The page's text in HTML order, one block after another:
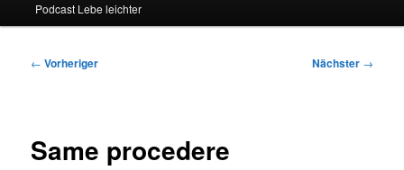
Podcast Lebe leichter
Beitragsnavigation
← Vorheriger Nächster →
Same procedere